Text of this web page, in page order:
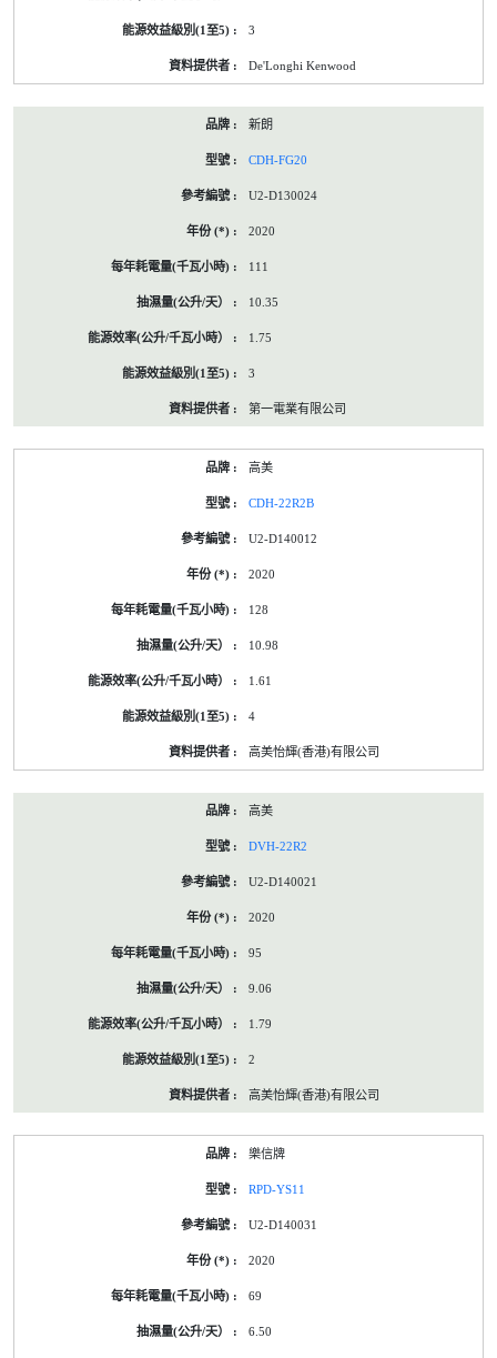
3
De'Longhi Kenwood
新朗
CDH-FG20
U2-D130024
2020
111
10.35
1.75
3
第一電業有限公司
高美
CDH-22R2B
U2-D140012
2020
128
10.98
1.61
4
高美怡輝(香港)有限公司
高美
DVH-22R2
U2-D140021
2020
95
9.06
1.79
2
高美怡輝(香港)有限公司
樂信牌
RPD-YS11
U2-D140031
2020
69
6.50